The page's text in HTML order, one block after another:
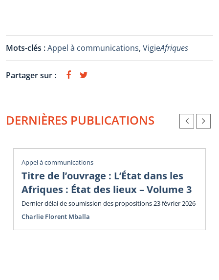
Mots-clés :Appel à communications, VigieAfriques
Partager sur :
DERNIÈRES PUBLICATIONS
Appel à communications
Titre de l’ouvrage : L’État dans les
Afriques : État des lieux – Volume 3
Dernier délai de soumission des propositions 23 février 2026
Charlie Florent Mballa